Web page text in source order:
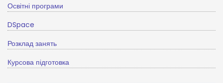
Освітні програми
DSpace
Розклад занять
Курсова підготовка